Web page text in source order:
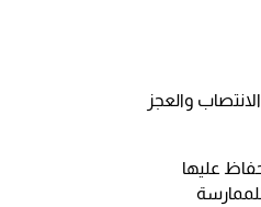
والعجز
عليها